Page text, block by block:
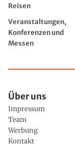
Reisen
Veranstaltungen,
Konferenzen und
Messen
Über uns
Impressum
Team
Werbung
Kontakt